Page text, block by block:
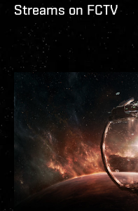
Streams on FCTV